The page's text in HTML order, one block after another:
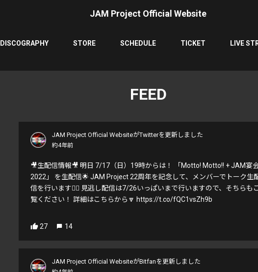
JAM Project Official Website
DISCOGRAPHY STORE SCHEDULE TICKET LIVE
FEED
JAM Project Official WebsiteがTwitterを更新しました
約4年前
🎥生配信情報🎥 明日 7/17（日）19時からは！ 「Motto! Motto!! + JAM宴
2022」 を生配信🌟 JAM Project 22周年を記念して、メンバーでトーク生
信を行います🙋‍♂️ 見逃し配信は7/26いっぱいまで行いますので、そちらも
覧ください！ 詳細はこちらから🔽 https://t.co/fQC1vsZh9b
27 14
JAM Project Official WebsiteがBitfanを更新しました